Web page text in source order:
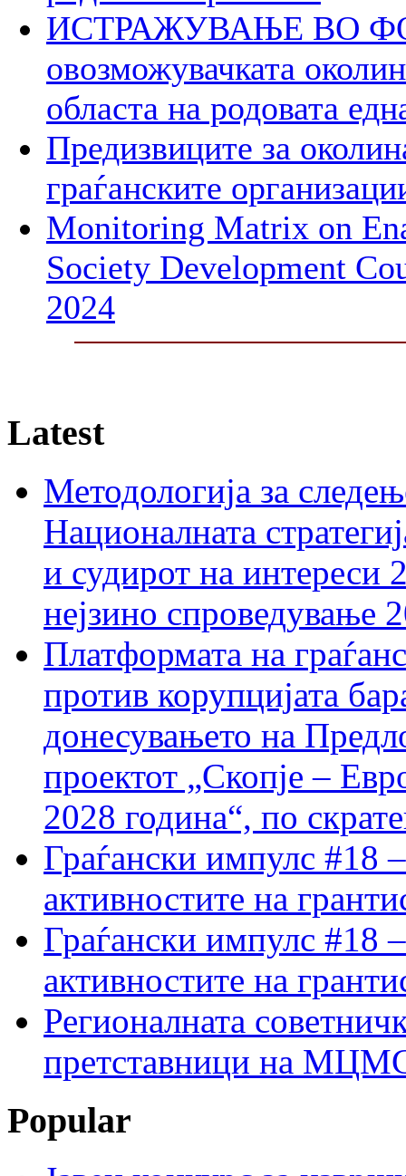
ИСТРАЖУВАЊЕ ВО
овозможувачката
областа на родовата
Предизвиците за
граѓанските
Monitoring Matrix on
Society Development
2024
Latest
Методологија за
Националната
и судирот на интереси
нејзино спроведување
Платформата на
против корупцијата
донесувањето на
проектот „Скопје –
2028 година“, по
Граѓански импулс #18
активностите на
Граѓански импулс #18
активностите на
Регионалната
претставници на МЦМС
Popular